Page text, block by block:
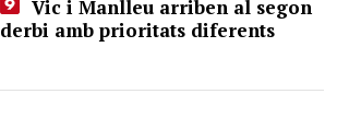
Vic i Manlleu arriben al segon
derbi amb prioritats diferents